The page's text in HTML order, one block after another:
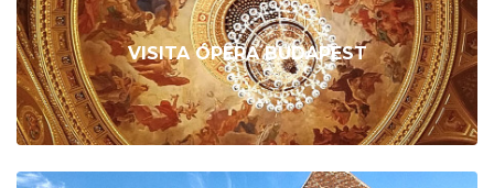
VISITA ÓPERA BUDAPEST